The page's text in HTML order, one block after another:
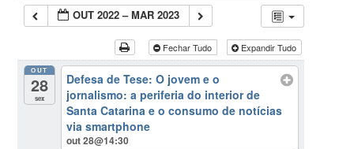
OUT 2022 – MAR 2023
Fechar Tudo Expandir Tudo
OUT
28
sex
Defesa de Tese: O jovem e o
jornalismo: a periferia do interior de
Santa Catarina e o consumo de notícias
via smartphone
out 28@14:30